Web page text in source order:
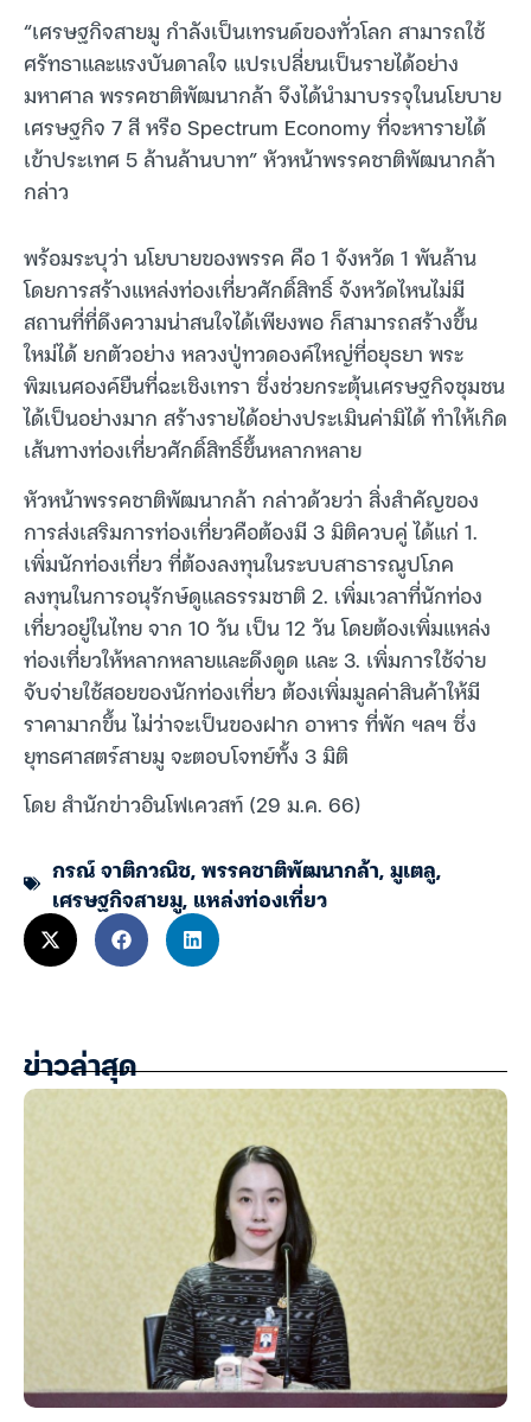
“เศรษฐกิจสายมู กำลังเป็นเทรนด์ของทั่วโลก สามารถใช้
ศรัทธาและแรงบันดาลใจ แปรเปลี่ยนเป็นรายได้อย่าง
มหาศาล พรรคชาติพัฒนากล้า จึงได้นำมาบรรจุในนโยบาย
เศรษฐกิจ 7 สี หรือ Spectrum Economy ที่จะหารายได้
เข้าประเทศ 5 ล้านล้านบาท” หัวหน้าพรรคชาติพัฒนากล้า
กล่าว
พร้อมระบุว่า นโยบายของพรรค คือ 1 จังหวัด 1 พันล้าน
โดยการสร้างแหล่งท่องเที่ยวศักดิ์สิทธิ์ จังหวัดไหนไม่มี
สถานที่ที่ดึงความน่าสนใจได้เพียงพอ ก็สามารถสร้างขึ้น
ใหม่ได้ ยกตัวอย่าง หลวงปู่ทวดองค์ใหญ่ที่อยุธยา พระ
พิฆเนศองค์ยืนที่ฉะเชิงเทรา ซึ่งช่วยกระตุ้นเศรษฐกิจชุมชน
ได้เป็นอย่างมาก สร้างรายได้อย่างประเมินค่ามิได้ ทำให้เกิด
เส้นทางท่องเที่ยวศักดิ์สิทธิ์ขึ้นหลากหลาย
หัวหน้าพรรคชาติพัฒนากล้า กล่าวด้วยว่า สิ่งสำคัญของ
การส่งเสริมการท่องเที่ยวคือต้องมี 3 มิติควบคู่ ได้แก่ 1.
เพิ่มนักท่องเที่ยว ที่ต้องลงทุนในระบบสาธารณูปโภค
ลงทุนในการอนุรักษ์ดูแลธรรมชาติ 2. เพิ่มเวลาที่นักท่อง
เที่ยวอยู่ในไทย จาก 10 วัน เป็น 12 วัน โดยต้องเพิ่มแหล่ง
ท่องเที่ยวให้หลากหลายและดึงดูด และ 3. เพิ่มการใช้จ่าย
จับจ่ายใช้สอยของนักท่องเที่ยว ต้องเพิ่มมูลค่าสินค้าให้มี
ราคามากขึ้น ไม่ว่าจะเป็นของฝาก อาหาร ที่พัก ฯลฯ ซึ่ง
ยุทธศาสตร์สายมู จะตอบโจทย์ทั้ง 3 มิติ
โดย สำนักข่าวอินโฟเควสท์ (29 ม.ค. 66)
กรณ์ จาติกวณิช,พรรคชาติพัฒนากล้า,มูเตลู,
เศรษฐกิจสายมู, แหล่งท่องเที่ยว
ข่าวล่าสุด